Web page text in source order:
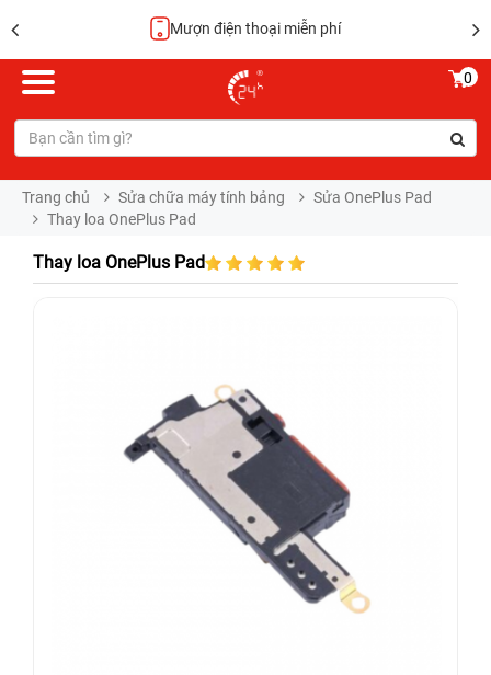
Mượn điện thoại miễn phí
0
Trang chủ Sửa chữa máy tính bảng
Sửa OnePlus Pad
Thay loa OnePlus Pad
Thay loa OnePlus Pad